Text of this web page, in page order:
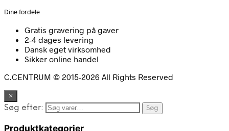
Dine fordele
Gratis gravering på gaver
2-4 dages levering
Dansk eget virksomhed
Sikker online handel
C.CENTRUM © 2015-2026 All Rights Reserved
×
Søg efter: Søg
Produktkategorier